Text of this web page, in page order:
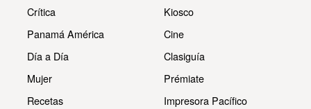
Crítica
Panamá América
Día a Día
Mujer
Recetas
Kiosco
Cine
Clasiguía
Prémiate
Impresora Pacífico